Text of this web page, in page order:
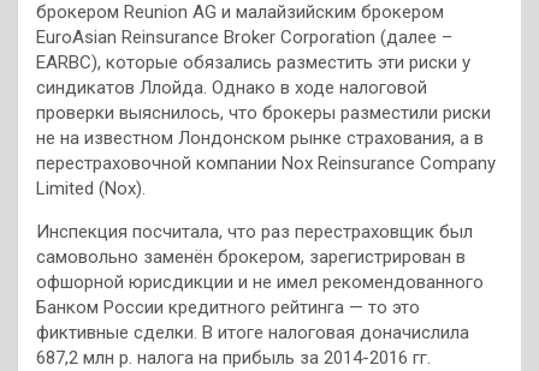
брокером Reunion AG и малайзийским брокером
EuroAsian Reinsurance Broker Corporation (далее –
EARBC), которые обязались разместить эти риски у
синдикатов Ллойда. Однако в ходе налоговой
проверки выяснилось, что брокеры разместили риски
не на известном Лондонском рынке страхования, а в
перестраховочной компании Nox Reinsurance Company
Limited (Nox).
Инспекция посчитала, что раз перестраховщик был
самовольно заменён брокером, зарегистрирован в
офшорной юрисдикции и не имел рекомендованного
Банком России кредитного рейтинга — то это
фиктивные сделки. В итоге налоговая доначислила
687,2 млн р. налога на прибыль за 2014-2016 гг.